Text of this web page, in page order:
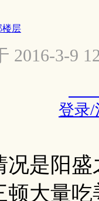
楼层
2016-3-9
登录/
况是阳
顿大量